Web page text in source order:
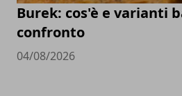
Burek: cos'è e varianti
confronto
04/08/2026